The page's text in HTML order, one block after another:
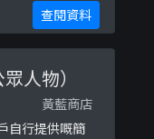
4880以下係相
photos
查閱資料
人物）
黃藍商店
自行提供嘅簡